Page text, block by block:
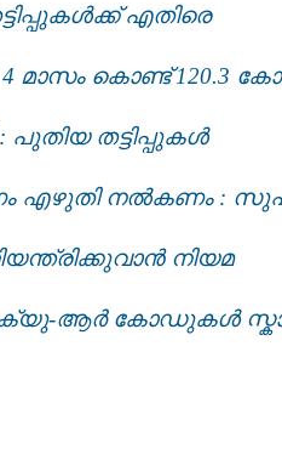
എതിരെ
മാസം കൊണ്ട് 120.3
തട്ടിപ്പുകൾ
എഴുതി നൽകണം :
നിയമ
ക്യു-ആർ കോഡുകൾ